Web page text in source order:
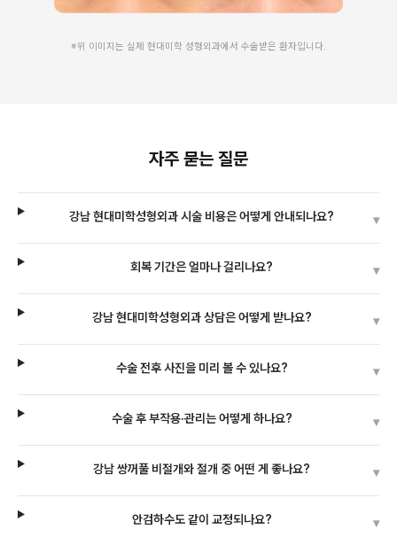
※위 이미지는 실제 현대미학 성형외과에서 수술받은 환자입니다.
자주 묻는 질문
강남 현대미학성형외과 시술 비용은 어떻게 안내되나요? ▾
회복 기간은 얼마나 걸리나요? ▾
강남 현대미학성형외과 상담은 어떻게 받나요? ▾
수술 전후 사진을 미리 볼 수 있나요? ▾
수술 후 부작용·관리는 어떻게 하나요? ▾
강남 쌍꺼풀 비절개와 절개 중 어떤 게 좋나요? ▾
안검하수도 같이 교정되나요? ▾